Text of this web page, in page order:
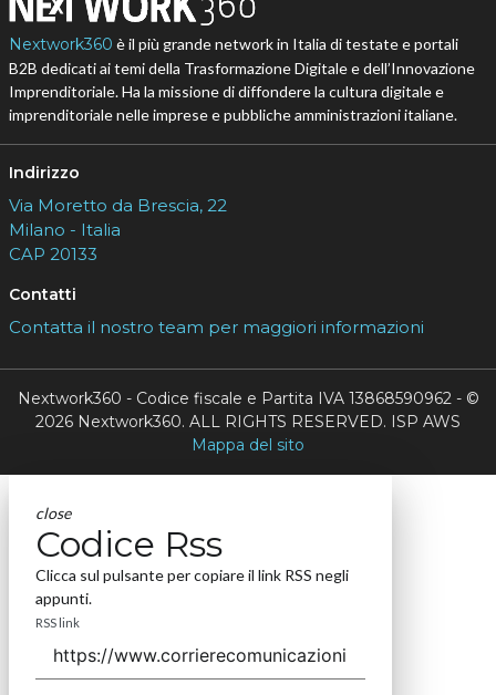
Nextwork360 è il più grande network in Italia di testate e portali
B2B dedicati ai temi della Trasformazione Digitale e dell’Innovazione
Imprenditoriale. Ha la missione di diffondere la cultura digitale e
imprenditoriale nelle imprese e pubbliche amministrazioni italiane.
Indirizzo
Via Moretto da Brescia, 22
Milano - Italia
CAP 20133
Contatti
Contatta il nostro team per maggiori informazioni
Nextwork360 - Codice fiscale e Partita IVA 13868590962 - ©
2026 Nextwork360. ALL RIGHTS RESERVED. ISP AWS
Mappa del sito
close
Codice Rss
Clicca sul pulsante per copiare il link RSS negli
appunti.
RSS link